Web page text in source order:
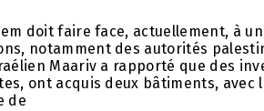
doit faire face, actuellement, à
notamment des autorités
Maariv a rapporté que des
ont acquis deux bâtiments,
de